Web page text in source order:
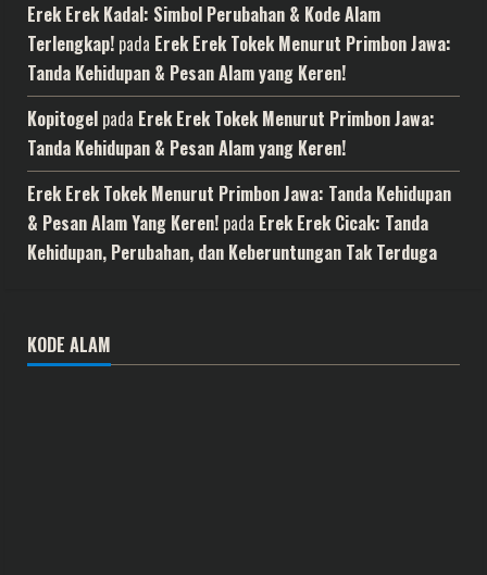
Erek Erek Kadal: Simbol Perubahan & Kode Alam
Terlengkap! pada Erek Erek Tokek Menurut Primbon Jawa:
Tanda Kehidupan & Pesan Alam yang Keren!
Kopitogel pada Erek Erek Tokek Menurut Primbon Jawa:
Tanda Kehidupan & Pesan Alam yang Keren!
Erek Erek Tokek Menurut Primbon Jawa: Tanda Kehidupan
& Pesan Alam Yang Keren! pada Erek Erek Cicak: Tanda
Kehidupan, Perubahan, dan Keberuntungan Tak Terduga
KODE ALAM